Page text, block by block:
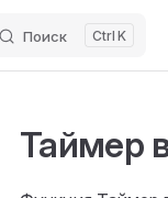
Поиск K
Таймер